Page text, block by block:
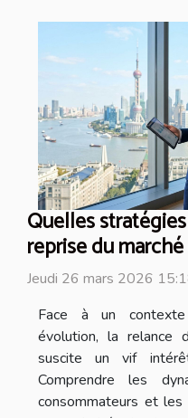
Quelles
reprise du
Jeudi 26 mars 2026
Face à un contexte
évolution, la relance
suscite un vif
Comprendre les
consommateurs et